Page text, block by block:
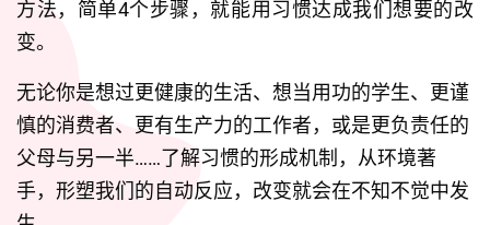
方法，简单4个步骤，就能用习惯达成我们想要的改
变。
无论你是想过更健康的生活、想当用功的学生、更谨
慎的消费者、更有生产力的工作者，或是更负责任的
父母与另一半……了解习惯的形成机制，从环境著
手，形塑我们的自动反应，改变就会在不知不觉中发